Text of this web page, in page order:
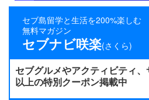
セブ島留学と生活を200%楽しむ
無料マガジン
セブナビ咲楽(さくら)
セブグルメやアクティビティ
以上の特別クーポン掲載中